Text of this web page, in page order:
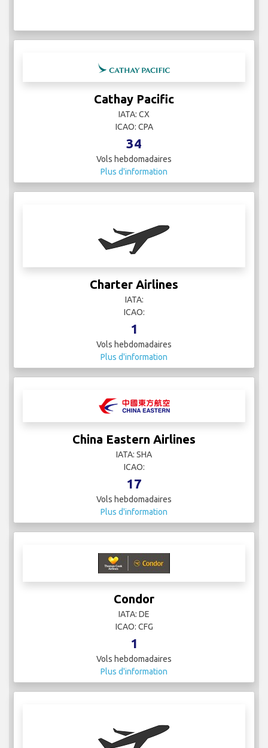
Cathay Pacific
IATA: CX
ICAO: CPA
34
Vols hebdomadaires
Plus d'information
Charter Airlines
IATA:
ICAO:
1
Vols hebdomadaires
Plus d'information
China Eastern Airlines
IATA: SHA
ICAO:
17
Vols hebdomadaires
Plus d'information
Condor
IATA: DE
ICAO: CFG
1
Vols hebdomadaires
Plus d'information